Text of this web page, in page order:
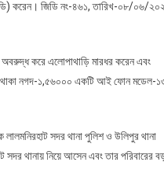
করেন। জিডি নং-৪৬১, তারিখ-০৮/০৬/
অবরুদ্ধ করে এলোপাথাড়ি মারধর করেন এবং
থাকা নগদ-১,৫৬০০০ একটি আই ফোন মডেল-
সদর থানা পুলিশ ও উলিপুর থানা
সদর থানায় নিয়ে আসেন এবং তার পরিবারের